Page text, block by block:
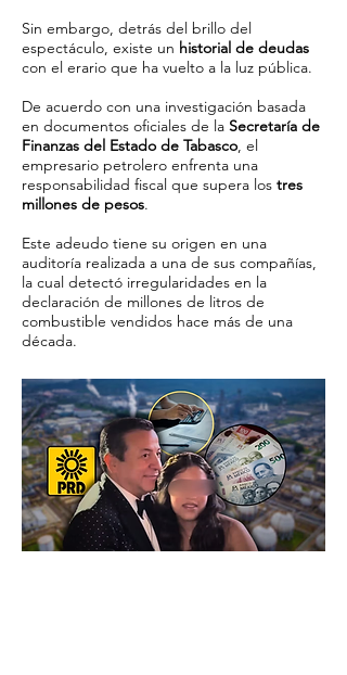
Sin embargo, detrás del brillo del
espectáculo, existe un historial de deudas
con el erario que ha vuelto a la luz pública.
De acuerdo con una investigación basada
en documentos oficiales de la Secretaría de
Finanzas del Estado de Tabasco, el
empresario petrolero enfrenta una
responsabilidad fiscal que supera los tres
millones de pesos.
Este adeudo tiene su origen en una
auditoría realizada a una de sus compañías,
la cual detectó irregularidades en la
declaración de millones de litros de
combustible vendidos hace más de una
década.